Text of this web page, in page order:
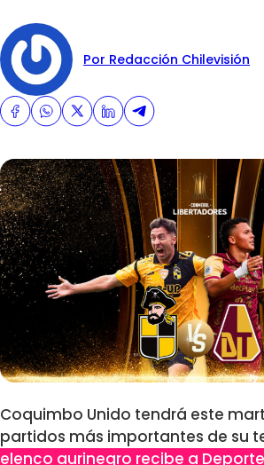
Por Redacción Chilevisión
Coquimbo Unido tendrá este
partidos más importantes de su
elenco aurinegro recibe a